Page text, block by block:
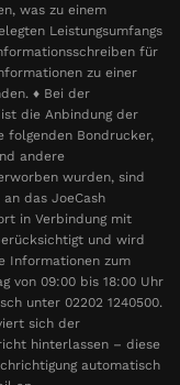
was zu einem
Leistungsumfangs
für
zu einer
♦ Bei der
die Anbindung der
folgenden Bondrucker,
andere
wurden, sind
das JoeCash
in Verbindung mit
und wird
Informationen zum
von 09:00 bis 18:00 Uhr
unter 02202 1240500.
sich der
hinterlassen – diese
automatisch